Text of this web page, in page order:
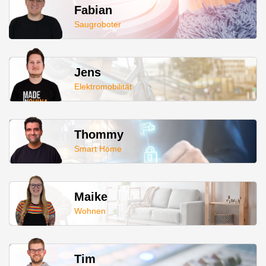
Fabian
Saugroboter
Jens
Elektromobilität
Thommy
Smart Home
Maike
Wohnen
Tim